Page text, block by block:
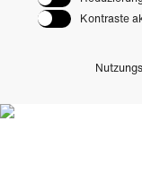
Kontraste